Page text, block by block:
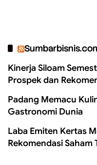
Kinerja Siloam
Prospek dan
Padang Memacu
Gastronomi Dunia
Laba Emiten Kertas
Rekomendasi Saham